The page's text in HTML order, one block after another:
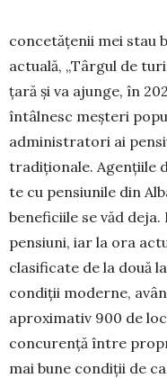
con­cetățenii mei stau
actuală, „Târgul de
țară și va ajun­ge, în
întâlnesc meșteri
admi­nis­tra­tori ai
tra­dițio­nale. Agențiile
te cu pensiunile din
beneficiile se văd
pensiuni, iar la ora
clasificate de la două
condiții moderne,
aproximativ 900 de
concurență între
mai bune condiții de